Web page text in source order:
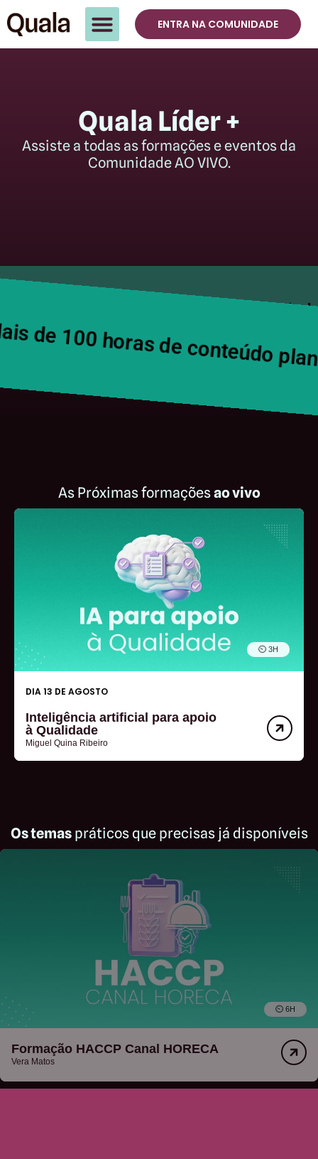
ENTRA NA COMUNIDADE
Quala Líder +
Assiste a todas as formações e eventos da
Comunidade AO VIVO.
Mais de 300 horas de conteúdo
de 100 horas de conteúdo
As Próximas formaçõesao vivo
⏲︎ 3H
DIA 13 DE AGOSTO
Inteligência artificial para apoio
à Qualidade
Miguel Quina Ribeiro
Os temaspráticos que precisas já disponíveis
⏲︎ 6H
Formação HACCP Canal HORECA
Vera Matos